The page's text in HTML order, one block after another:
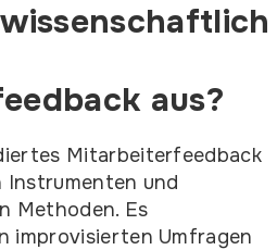
aus?
Mitarbeiterfeedback
und
Methoden. Es
improvisierten Umfragen